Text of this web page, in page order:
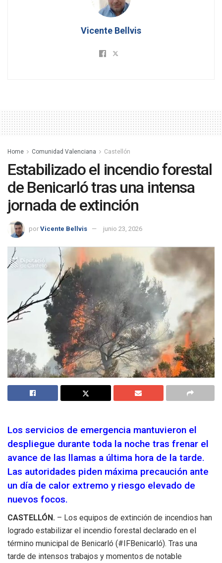
Vicente Bellvis
Home Comunidad Valenciana Castellón
Estabilizado el incendio forestal
de Benicarló tras una intensa
jornada de extinción
por Vicente Bellvis junio 23, 2026
Los servicios de emergencia mantuvieron el
despliegue durante toda la noche tras frenar el
avance de las llamas a última hora de la tarde.
Las autoridades piden máxima precaución ante
un día de calor extremo y riesgo elevado de
nuevos focos.
CASTELLÓN. – Los equipos de extinción de incendios han
logrado estabilizar el incendio forestal declarado en el
término municipal de Benicarló (#IFBenicarló). Tras una
tarde de intensos trabajos y momentos de notable